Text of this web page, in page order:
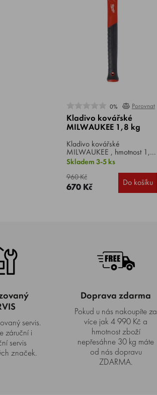
0% Porovnat
Kladivo kovářské
MILWAUKEE 1,8 kg
Kladivo kovářské
MILWAUKEE , hmotnost 1,8
kg, sklolaminátová rukojeť.
Skladem 3-5 ks
960 Kč
670 Kč Do košíku
servis.
záruční i
servis
značek.
Doprava zdarma
Pokud u nás nakoupíte za
více jak 4 990 Kč a
hmotnost zboží
nepřesáhne 30 kg máte
od nás dopravu
ZDARMA.